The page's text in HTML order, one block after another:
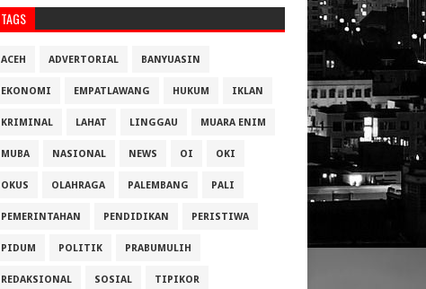
TAGS
ACEH ADVERTORIAL BANYUASIN
EKONOMI EMPATLAWANG HUKUM IKLAN
KRIMINAL LAHAT LINGGAU MUARA ENIM
MUBA NASIONAL NEWS OI OKI
OKUS OLAHRAGA PALEMBANG PALI
PEMERINTAHAN PENDIDIKAN PERISTIWA
PIDUM POLITIK PRABUMULIH
REDAKSIONAL SOSIAL TIPIKOR